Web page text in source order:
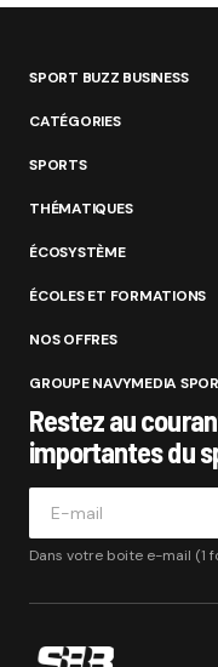
SPORT BUZZ BUSINESS
CATÉGORIES
SPORTS
THÉMATIQUES
ÉCOSYSTÈME
ÉCOLES ET FORMATIONS
NOS OFFRES
GROUPE NAVYMEDIA
Restez au
importantes du
Dans votre boite e-mail (1